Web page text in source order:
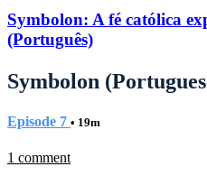
Symbolon: A fé católica
(Português)
Symbolon
Episode 7 • 19m
1 comment